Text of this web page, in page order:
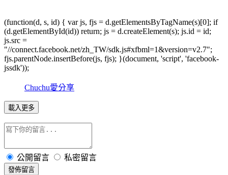
(function(d, s, id) { var js, fjs = d.getElementsByTagName(s)[0]; if
(d.getElementById(id)) return; js = d.createElement(s); js.id = id;
js.src =
"//connect.facebook.net/zh_TW/sdk.js#xfbml=1&version=v2.7";
fjs.parentNode.insertBefore(js, fjs); }(document, 'script', 'facebook-
jssdk'));
Chuchu愛分享
載入更多
公開留言 私密留言
發佈留言